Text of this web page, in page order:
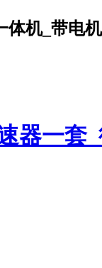
机_带电